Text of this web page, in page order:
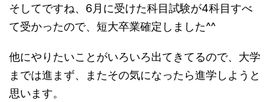
そしてですね、6月に受けた科目試験が4科目すべ
て受かったので、短大卒業確定しました^^
他にやりたいことがいろいろ出てきてるので、大学
までは進まず、またその気になったら進学しようと
思います。